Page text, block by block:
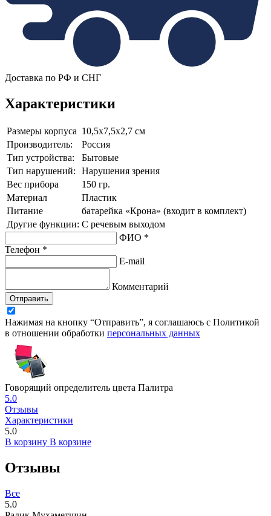
Доставка по РФ и СНГ
Характеристики
Размеры корпуса 10,5х7,5х2,7 см
Производитель:
Россия
Тип устройства:
Бытовые
Тип нарушений:
Нарушения зрения
Вес прибора
150 гр.
Материал
Пластик
Питание
батарейка «Крона» (входит в комплект)
Другие функции: С речевым выходом
ФИО *
Телефон *
E-mail
Комментарий
Отправить
Нажимая на кнопку “Отправить”, я соглашаюсь с Политикой
в отношении обработки персональных данных
Говорящий определитель цвета Палитра
5.0
Отзывы
Характеристики
5.0
В корзину В корзине
Отзывы
Все
5.0